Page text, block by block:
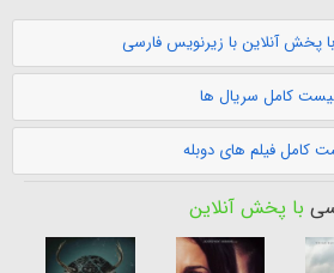
پخش آنلاین با زیرنویس فارسی
کامل سریال ها
کامل فیلم های دوبله
با پخش آنلاین